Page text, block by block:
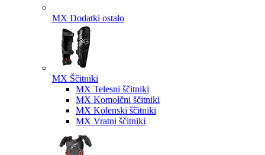
MX Dodatki ostalo
MX Ščitniki
MX Telesni ščitniki
MX Komolčni ščitniki
MX Kolenski ščitniki
MX Vratni ščitniki